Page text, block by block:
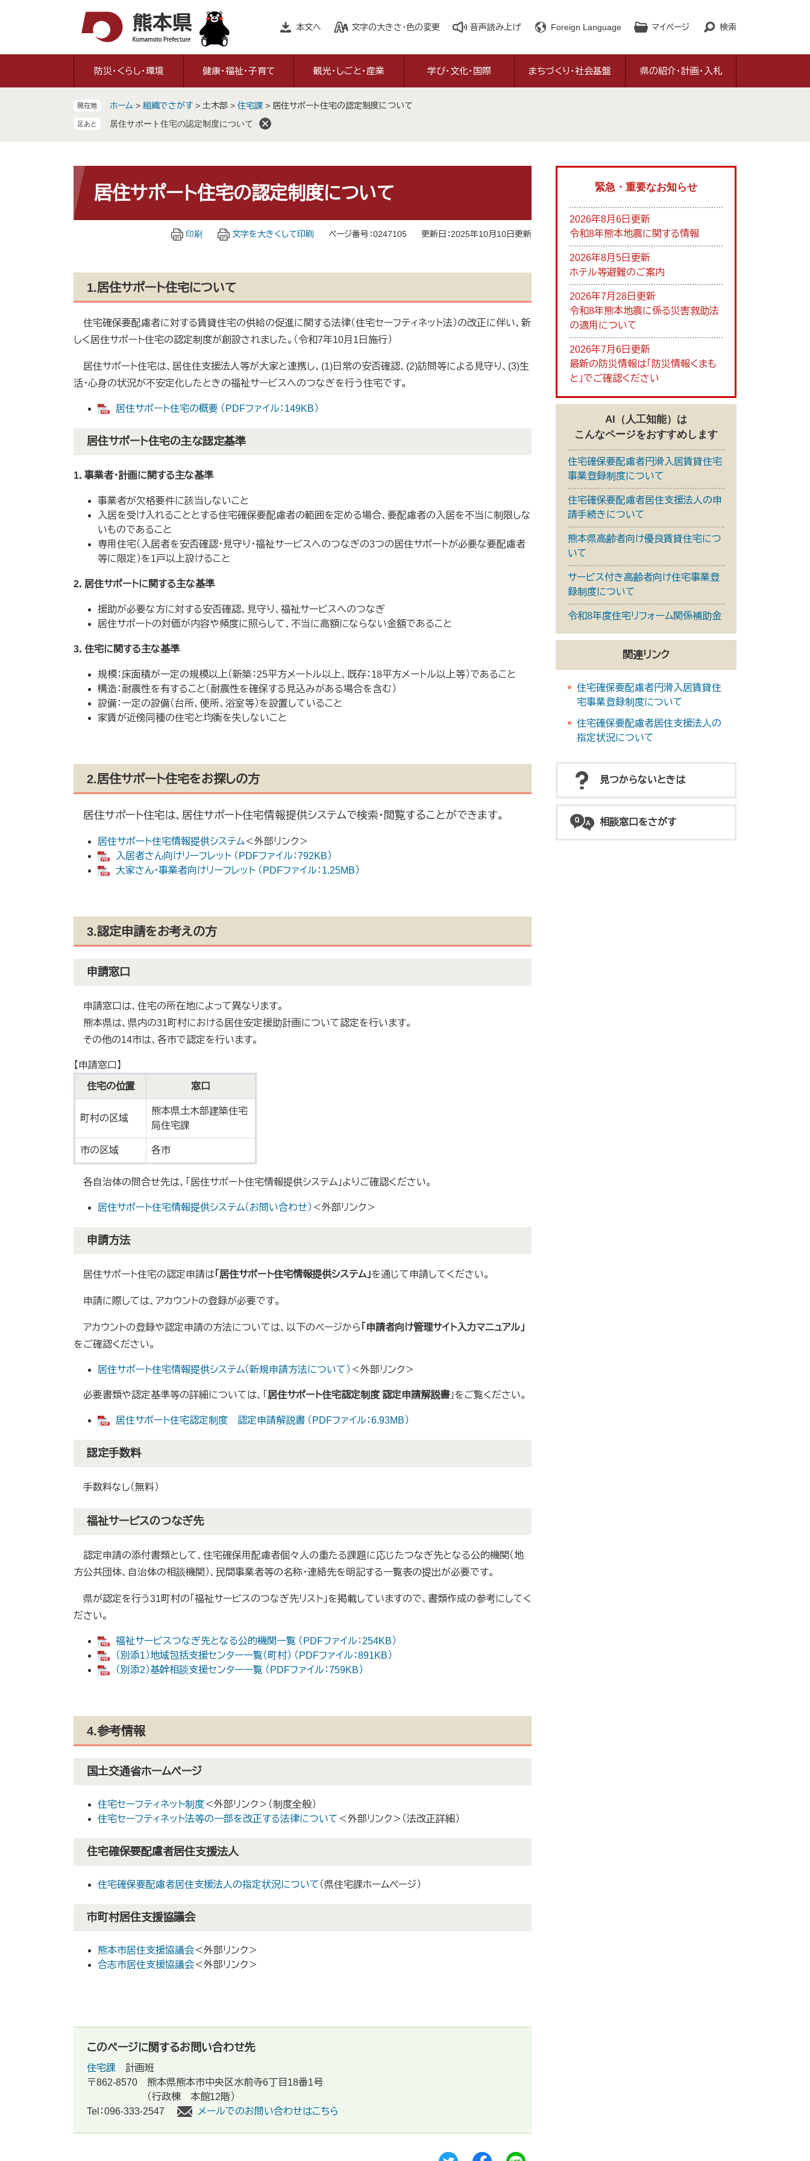
本文へ 文字の大きさ・色の変更 音声読み上げ Foreign Language マイページ 検索
防災・くらし・環境 健康・福祉・子育て 観光・しごと・産業 学び・文化・国際 まちづくり・社会基盤 県の紹介・計画・入札
現在地 ホーム > 組織でさがす > 土木部 > 住宅課 > 居住サポート住宅の認定制度について
居住サポート住宅の認定制度について
文
居住サポート住宅の認定制度について
印刷 文字を大きくして印刷 ページ番号：0247105 更新日：2025年10月10日更新
1.居住サポート住宅について
住宅確保要配慮者に対する賃貸住宅の供給の促進に関する法律（住宅セーフティネット法）の改正に伴い、新
しく居住サポート住宅の認定制度が創設されました。（令和7年10月1日施行）
居住サポート住宅は、居住住支援法人等が大家と連携し、(1)日常の安否確認、(2)訪問等による見守り、(3)生
活・心身の状況が不安定化したときの福祉サービスへのつなぎを行う住宅です。
居住サポート住宅の概要 （PDFファイル：149KB）
居住サポート住宅の主な認定基準
1．事業者・計画に関する主な基準
事業者が欠格要件に該当しないこと
入居を受け入れることとする住宅確保要配慮者の範囲を定める場合、要配慮者の入居を不当に制限しな
いものであること
専用住宅（入居者を安否確認・見守り・福祉サービスへのつなぎの3つの居住サポートが必要な要配慮者
等に限定）を1戸以上設けること
2．居住サポートに関する主な基準
援助が必要な方に対する安否確認、見守り、福祉サービスへのつなぎ
居住サポートの対価が内容や頻度に照らして、不当に高額にならない金額であること
3．住宅に関する主な基準
規模：床面積が一定の規模以上（新築：25平方メートル以上、既存：18平方メートル以上等）であること
構造：耐震性を有すること（耐震性を確保する見込みがある場合を含む）
設備：一定の設備（台所、便所、浴室等）を設置していること
家賃が近傍同種の住宅と均衡を失しないこと
2.居住サポート住宅をお探しの方
居住サポート住宅は、居住サポート住宅情報提供システムで検索・閲覧することができます。
居住サポート住宅情報提供システム＜外部リンク＞
入居者さん向けリーフレット （PDFファイル：792KB）
大家さん・事業者向けリーフレット （PDFファイル：1.25MB）
3.認定申請をお考えの方
申請窓口
申請窓口は、住宅の所在地によって異なります。
熊本県は、県内の31町村における居住安定援助計画について認定を行います。
その他の14市は、各市で認定を行います。​
【申請窓口】
住宅の位置 窓口
町村の区域
熊本県土木部建築住宅
局住宅課
市の区域 各市
各自治体の問合せ先は、「居住サポート住宅情報提供システム」よりご確認ください。
居住サポート住宅情報提供システム（お問い合わせ） ＜外部リンク＞
申請方法
居住サポート住宅の認定申請は「居住サポート住宅情報提供システム」を通じて申請してください。
申請に際しては、アカウントの登録が必要です。
アカウントの登録や認定申請の方法については、以下のページから 「申請者向け管理サイト入力マニュアル」
をご確認ください。
居住サポート住宅情報提供システム（新規申請方法について） ＜外部リンク＞
必要書類や認定基準等の詳細については、「 居住サポート住宅認定制度 認定申請解説書」をご覧ください。
居住サポート住宅認定制度 認定申請解説書 （PDFファイル：6.93MB）
認定手数料
手数料なし（無料）
福祉サービスのつなぎ先
認定申請の添付書類として、住宅確保用配慮者個々人の重たる課題に応じたつなぎ先となる公的機関（地
方公共団体、自治体の相談機関）、民間事業者等の名称・連絡先を明記する一覧表の提出が必要です。
県が認定を行う31町村の「福祉サービスのつなぎ先リスト」を掲載していますので、書類作成の参考にしてく
ださい。
福祉サービスつなぎ先となる公的機関一覧 （PDFファイル：254KB）
（別添1）地域包括支援センター一覧（町村） （PDFファイル：891KB）
（別添2）基幹相談支援センター一覧 （PDFファイル：759KB）
4.参考情報
国土交通省ホームページ
住宅セーフティネット制度＜外部リンク＞ （制度全般）
住宅セーフティネット法等の一部を改正する法律について ＜外部リンク＞ （法改正詳細）
住宅確保要配慮者居住支援法人
住宅確保要配慮者居住支援法人の指定状況について （県住宅課ホームページ）
市町村居住支援協議会
熊本市居住支援協議会＜外部リンク＞
合志市居住支援協議会＜外部リンク＞
このページに関するお問い合わせ先
住宅課
計画班
〒862-8570
熊本県熊本市中央区水前寺6丁目18番1号
（行政棟 本館12階）
Tel：096-333-2547
メールでのお問い合わせはこちら
緊急・重要なお知らせ
2026年8月6日更新
令和8年熊本地震に関する情報
2026年8月5日更新
ホテル等避難のご案内
2026年7月28日更新
令和8年熊本地震に係る災害救助法
の適用について
2026年7月6日更新
最新の防災情報は「防災情報くまも
と」でご確認ください
AI（人工知能）は
こんなページをおすすめします
住宅確保要配慮者円滑入居賃貸住宅
事業登録制度について
住宅確保要配慮者居住支援法人の申
請手続きについて
熊本県高齢者向け優良賃貸住宅につ
いて
サービス付き高齢者向け住宅事業登
録制度について
令和8年度住宅リフォーム関係補助金
関連リンク
住宅確保要配慮者円滑入居賃貸住
宅事業登録制度について
住宅確保要配慮者居住支援法人の
指定状況について
見つからないときは
相談窓口をさがす